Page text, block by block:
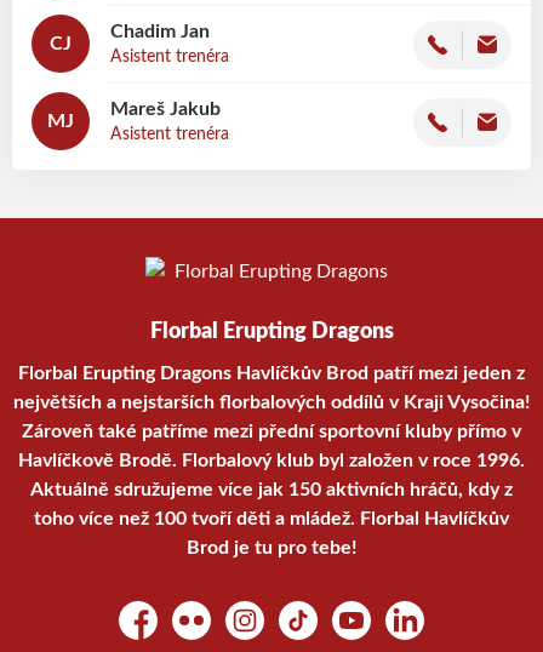
CJ
Jan
Chadim
Asistent trenéra
MJ
Jakub
Mareš
Asistent trenéra
Florbal Erupting Dragons
Florbal Erupting Dragons Havlíčkův Brod patří mezi jeden z
největších a nejstarších florbalových oddílů v Kraji Vysočina!
Zároveň také patříme mezi přední sportovní kluby přímo v
Havlíčkově Brodě. Florbalový klub byl založen v roce 1996.
Aktuálně sdružujeme více jak 150 aktivních hráčů, kdy z
toho více než 100 tvoří děti a mládež. Florbal Havlíčkův
Brod je tu pro tebe!
FacebookFlickr Instagram
TikTok YouTubeLinkedIn